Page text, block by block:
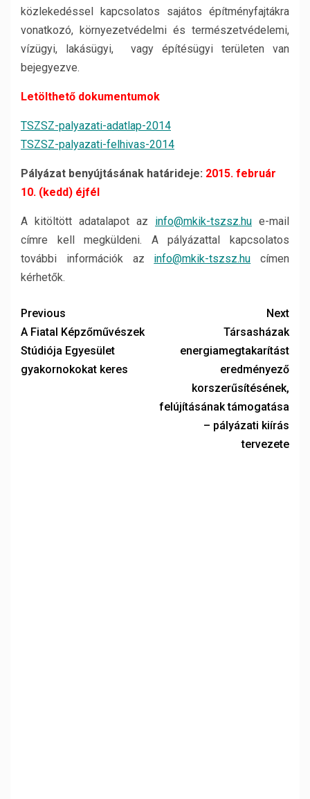
közlekedéssel kapcsolatos sajátos építményfajtákra
vonatkozó, környezetvédelmi és természetvédelemi,
vízügyi, lakásügyi, vagy építésügyi területen van
bejegyezve.
Letölthető dokumentumok
TSZSZ-palyazati-adatlap-2014
TSZSZ-palyazati-felhivas-2014
Pályázat benyújtásának határideje: 2015. február
10. (kedd) éjfél
A kitöltött adatalapot az info@mkik-tszsz.hu e-mail
címre kell megküldeni. A pályázattal kapcsolatos
további információk az info@mkik-tszsz.hu címen
kérhetők.
Previous
A Fiatal Képzőművészek
Stúdiója Egyesület
gyakornokokat keres
Next
Társasházak
energiamegtakarítást
eredményező
korszerűsítésének,
felújításának támogatása
– pályázati kiírás
tervezete